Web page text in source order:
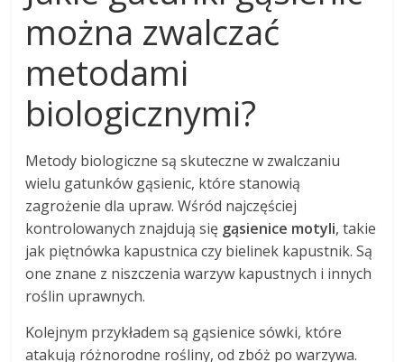
można zwalczać
metodami
biologicznymi?
Metody biologiczne są skuteczne w zwalczaniu
wielu gatunków gąsienic, które stanowią
zagrożenie dla upraw. Wśród najczęściej
kontrolowanych znajdują się gąsienice motyli, takie
jak piętnówka kapustnica czy bielinek kapustnik. Są
one znane z niszczenia warzyw kapustnych i innych
roślin uprawnych.
Kolejnym przykładem są gąsienice sówki, które
atakują różnorodne rośliny, od zbóż po warzywa.